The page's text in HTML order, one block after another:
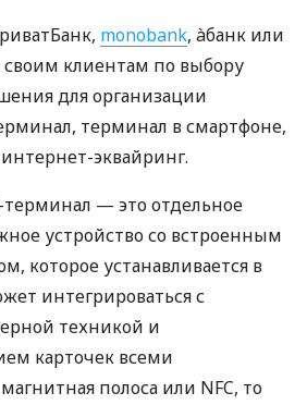
monobank, àбанк или
клиентам по выбору
для организации
терминал в смартфоне,
эквайринг.
терминал — это отдельное
устройство со встроенным
которое устанавливается в
интегрироваться с
техникой и
карточек всеми
полоса или NFC, то